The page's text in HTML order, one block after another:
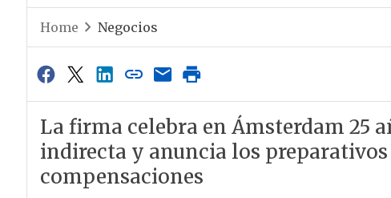
Home Negocios
La firma celebra en Ámsterdam 25
indirecta y anuncia los preparativos
compensaciones